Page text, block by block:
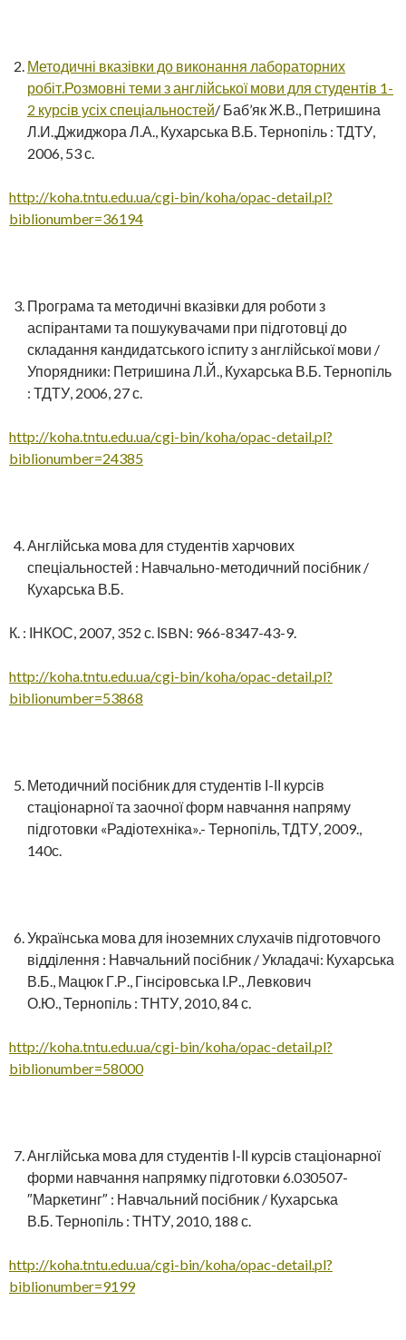
Методичні вказівки до виконання лабораторних
робіт.Розмовні теми з англійської мови для студентів 1-
2 курсів усіх спеціальностей/ Баб’як Ж.В., Петришина
Л.И.,Джиджора Л.А., Кухарська В.Б. Тернопіль : ТДТУ,
2006, 53 с.
http://koha.tntu.edu.ua/cgi-bin/koha/opac-detail.pl?
biblionumber=36194
Програма та методичні вказівки для роботи з
аспірантами та пошукувачами при підготовці до
складання кандидатського іспиту з англійської мови /
Упорядники: Петришина Л.Й., Кухарська В.Б. Тернопіль
: ТДТУ, 2006, 27 с.
http://koha.tntu.edu.ua/cgi-bin/koha/opac-detail.pl?
biblionumber=24385
Англійська мова для студентів харчових
спеціальностей : Навчально-методичний посібник /
Кухарська В.Б.
К. : ІНКОС, 2007, 352 с. ІSBN: 966-8347-43-9.
http://koha.tntu.edu.ua/cgi-bin/koha/opac-detail.pl?
biblionumber=53868
Методичний посібник для студентів І-ІІ курсів
стаціонарної та заочної форм навчання напряму
підготовки «Радіотехніка».- Тернопіль, ТДТУ, 2009.,
140с.
Українська мова для іноземних слухачів підготовчого
відділення : Навчальний посібник / Укладачі: Кухарська
В.Б., Мацюк Г.Р., Гінсіровська І.Р., Левкович
О.Ю., Тернопіль : ТНТУ, 2010, 84 с.
http://koha.tntu.edu.ua/cgi-bin/koha/opac-detail.pl?
biblionumber=58000
Англійська мова для студентів І-ІІ курсів стаціонарної
форми навчання напрямку підготовки 6.030507-
″Маркетинг″ : Навчальний посібник / Кухарська
В.Б. Тернопіль : ТНТУ, 2010, 188 с.
http://koha.tntu.edu.ua/cgi-bin/koha/opac-detail.pl?
biblionumber=9199